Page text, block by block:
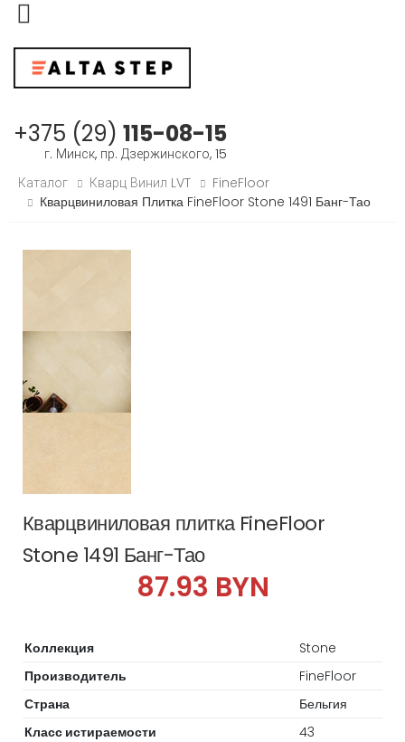
Меню
+375 (29) 115-08-15
г. Минск, пр. Дзержинского, 15
Каталог
Кварц Винил LVT
FineFloor
Кварцвиниловая Плитка FineFloor Stone 1491 Банг-Тао
Кварцвиниловая плитка FineFloor
Stone 1491 Банг-Тао
87.93 BYN
Коллекция
Stone
Производитель
FineFloor
Страна
Бельгия
Класс истираемости
43